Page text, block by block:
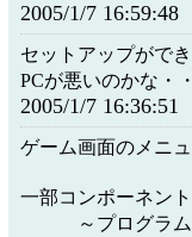
2005/1/7 16:59:48
セットアップがで
PCが悪いのかな・・
2005/1/7 16:36:51
ゲーム画面のメニ
一部コンポーネン
～プログラムフ